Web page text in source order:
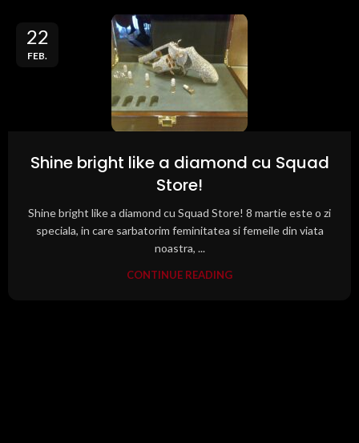
22
FEB.
Shine bright like a diamond cu Squad
Store!
Shine bright like a diamond cu Squad Store! 8 martie este o zi
speciala, in care sarbatorim feminitatea si femeile din viata
noastra, ...
CONTINUE READING